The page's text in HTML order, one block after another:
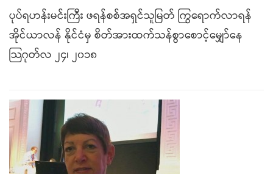
ပုပ်ရဟန်းမင်းကြီး ဖရန်စစ်အရှင်သူမြတ် ကြွရောက်လာရန်
အိုင်ယာလန် နိုင်ငံမှ စိတ်အားထက်သန်စွာစောင့်မျှော်နေ
သြဂုတ်လ ၂၄၊ ၂၀၁၈